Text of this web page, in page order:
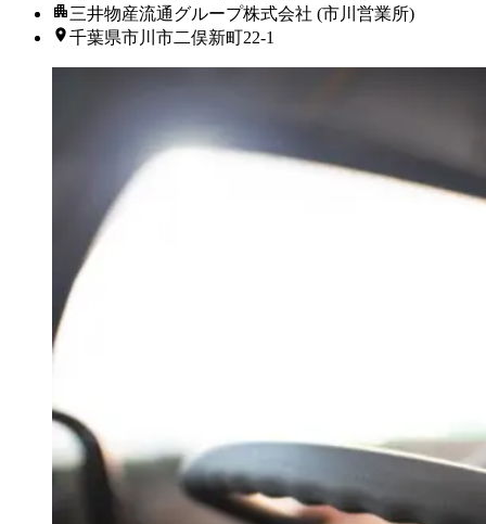
三井物産流通グループ株式会社 (市川営業所)
千葉県市川市二俣新町22-1